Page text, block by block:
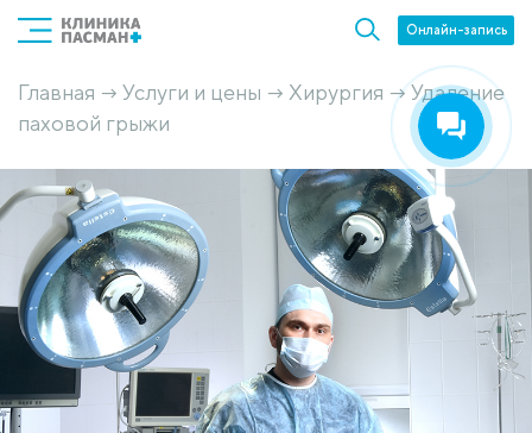
Онлайн-запись
Главная → Услуги и цены → Хирургия →Удаление
паховой грыжи